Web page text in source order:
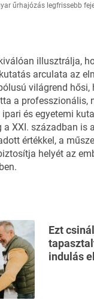
űrhajózás legfrissebb
illusztrálja,
arculata az
világrend hősi,
a professzionális,
és egyetemi
a XXI. században is
értékkel, a
helyét az
Ezt
indulás